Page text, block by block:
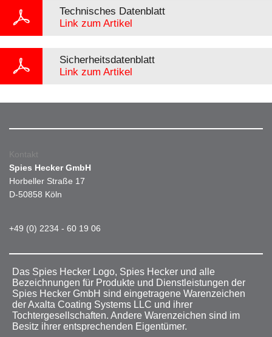
Technisches Datenblatt
Link zum Artikel
Sicherheitsdatenblatt
Link zum Artikel
Kontakt
Spies Hecker GmbH
Horbeller Straße 17
D-50858 Köln
+49 (0) 2234 - 60 19 06
Das Spies Hecker Logo, Spies Hecker und alle
Bezeichnungen für Produkte und Dienstleistungen der
Spies Hecker GmbH sind eingetragene Warenzeichen
der Axalta Coating Systems LLC und ihrer
Tochtergesellschaften. Andere Warenzeichen sind im
Besitz ihrer entsprechenden Eigentümer.